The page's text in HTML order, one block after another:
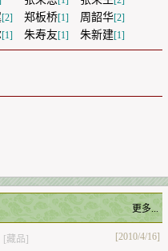
[2] 郑板桥[1] 周韶华[2]
[1] 朱寿友[1] 朱新建[1]
更多...
[藏品] [2010/4/16]